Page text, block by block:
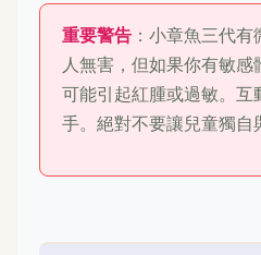
重要警告 ：小章魚三代
人無害，但如果你有敏
可能引起紅腫或過敏。互
手。絕對不要讓兒童獨自